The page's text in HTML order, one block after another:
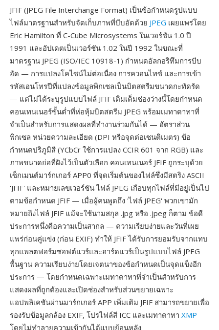
JFIF (JPEG File Interchange Format) เป็นข้อกำหนดรูปแบบ
ไฟล์มาตรฐานสำหรับจัดเก็บภาพที่บีบอัดด้วย JPEG เผยแพร่โดย
Eric Hamilton ที่ C-Cube Microsystems ในเวอร์ชัน 1.0 ปี
1991 และอัปเดตเป็นเวอร์ชัน 1.02 ในปี 1992 ในขณะที่
มาตรฐาน JPEG (ISO/IEC 10918-1) กำหนดอัลกอริทึมการบีบ
อัด — การแปลงโคไซน์ไม่ต่อเนื่อง การควอนไทซ์ และการเข้า
รหัสเอนโทรปีที่แปลงข้อมูลพิกเซลเป็นบิตสตรีมขนาดกะทัดรัด
— แต่ไม่ได้ระบุรูปแบบไฟล์ JFIF เติมเต็มช่องว่างนี้โดยกำหนด
คอนเทนเนอร์ขั้นต่ำที่ห่อหุ้มบิตสตรีม JPEG พร้อมเมทาดาทาที่
จำเป็นสำหรับการแสดงผลที่ทำงานร่วมกันได้ — อัตราส่วน
พิกเซล หน่วยความละเอียด (DPI หรือจุดต่อเซนติเมตร) ข้อ
กำหนดปริภูมิสี (YCbCr ใช้การแปลง CCIR 601 จาก RGB) และ
ภาพขนาดย่อที่ฝังไว้เป็นตัวเลือก คอนเทนเนอร์ JFIF ถูกระบุด้วย
เซ็กเมนต์มาร์กเกอร์ APP0 ที่จุดเริ่มต้นของไฟล์ซึ่งมีสตริง ASCII
'JFIF' และหมายเลขเวอร์ชัน ไฟล์ JPEG เกือบทุกไฟล์ที่มีอยู่เป็นไป
ตามข้อกำหนด JFIF — เมื่อผู้คนพูดถึง 'ไฟล์ JPEG' พวกเขามัก
หมายถึงไฟล์ JFIF แม้จะใช้นามสกุล .jpg หรือ .jpeg ก็ตาม ข้อดี
ประการหนึ่งคือความเป็นสากล — ความเรียบง่ายและวันที่เผย
แพร่ก่อนคู่แข่ง (ก่อน EXIF) ทำให้ JFIF ได้รับการยอมรับจากแทบ
ทุกแพลตฟอร์มซอฟต์แวร์และฮาร์ดแวร์เป็นรูปแบบไฟล์ JPEG
พื้นฐาน ความเรียบง่ายโดยเจตนาของข้อกำหนดเป็นจุดแข็งอีก
ประการ — โดยกำหนดเฉพาะเมทาดาทาที่จำเป็นสำหรับการ
แสดงผลที่ถูกต้องและเปิดช่องสำหรับส่วนขยายเฉพาะ
แอปพลิเคชันผ่านมาร์กเกอร์ APP เพิ่มเติม JFIF สามารถขยายเพื่อ
รองรับข้อมูลกล้อง EXIF, โปรไฟล์สี ICC และเมทาดาทา XMP
โดยไม่ทำลายความเข้ากันได้แบบย้อนหลัง